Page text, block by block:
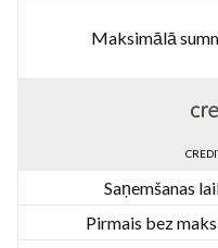
Maksimālā
Saņemšanas
Pirmais bez